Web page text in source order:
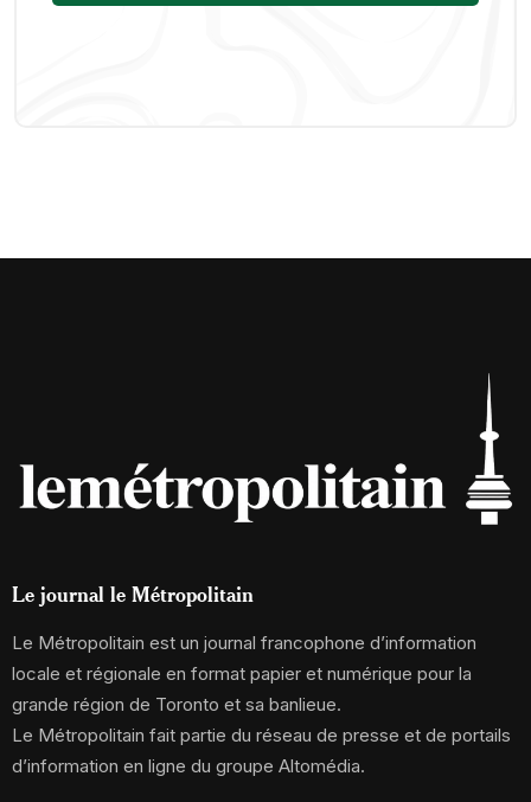
Le journal le Métropolitain
Le Métropolitain est un journal francophone d’information
locale et régionale en format papier et numérique pour la
grande région de Toronto et sa banlieue.
Le Métropolitain fait partie du réseau de presse et de portails
d’information en ligne du groupe Altomédia.